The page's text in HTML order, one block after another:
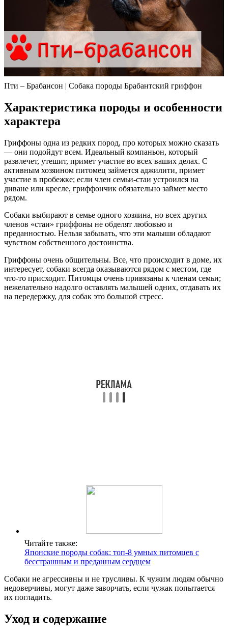
Пти – Брабансон | Собака породы Брабантский гриффон
Характеристика породы и особенности
характера
Гриффоны одна из редких пород, про которых можно сказать
— они подойдут всем. Идеальный компаньон, который
развлечет, утешит, примет участие во всех ваших делах. С
активным хозяином питомец займется аджилити, примет
участие в пробежке; если член семьи-стаи устроился на
диване или кресле, гриффончик обязательно займет место
рядом.
Собаки выбирают в семье одного хозяина, но всех других
членов «стаи» гриффоны не обделят любовью и
преданностью. Нельзя забывать, что эти малыши обладают
чувством собственного достоинства.
Гриффоны очень общительны. Все, что происходит в доме, их
интересует, собаки всегда оказываются рядом с местом, где
что-то присходит. Питомцы очень привязаны к членам семьи;
нежелательно надолго оставлять малышей одних, отдавать их
на передержку, для собак это большой стресс.
Читайте также:
Японские породы собак: топ-8 умных питомцев с
бесстрашным и преданным сердцем
Собаки не агрессивны и не трусливы. К чужим людям обычно
недоверчивы, могут даже заворчать, если чужак попытается
их погладить.
Уход и содержание